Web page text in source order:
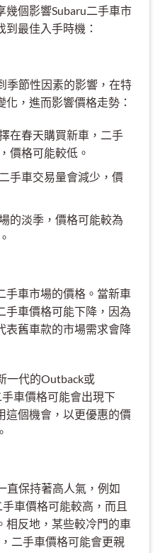
幾個影響Subaru二手車市
最佳入手時機：
季節性因素的影響，在特
，進而影響價格走勢：
在春天購買新車，二手
價格可能較低。
手車交易量會減少，價
的淡季，價格可能較為
手車市場的價格。當新車
手車價格可能下降，因為
表舊車款的市場需求會降
一代的Outback或
車價格可能會出現下
這個機會，以更優惠的價
直保持著高人氣，例如
車價格可能較高，而且
相反地，某些較冷門的車
二手車價格可能會更親